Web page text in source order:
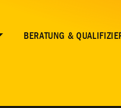
BERATUNG &